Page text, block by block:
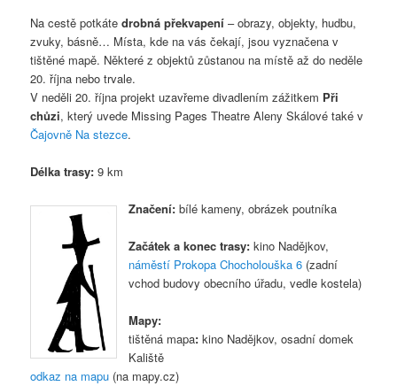
Na cestě potkátedrobná překvapení – obrazy, objekty, hudbu,
zvuky, básně… Místa, kde na vás čekají, jsou vyznačena v
tištěné mapě. Některé z objektů zůstanou na místě až do neděle
20. října nebo trvale.
V neděli 20. října projekt uzavřeme divadlením zážitkem Při
chůzi, který uvede Missing Pages Theatre Aleny Skálové také v
Čajovně Na stezce.
Délka trasy: 9 km
Značení:bílé kameny, obrázek poutníka
Začátek a konec trasy: kino Nadějkov,
náměstí Prokopa Chocholouška 6 (zadní
vchod budovy obecního úřadu, vedle kostela)
Mapy:
tištěná mapa: kino Nadějkov, osadní domek
Kaliště
odkaz na mapu (na mapy.cz)